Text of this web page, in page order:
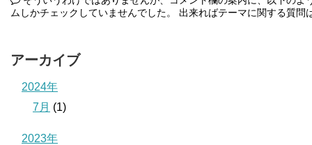
ムしかチェックしていませんでした。 出来ればテーマに関する質
アーカイブ
2024年
7月 (1)
2023年